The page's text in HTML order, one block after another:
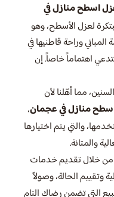
اسطح منازل في
لعزل الأسطح، وهو
وراحة قاطنيها في
اهتماماً خاصاً. إن
مما أهّلنا لأن
منازل في عجمان،
والتي يتم اختيارها
والمتانة.
من خلال تقديم خدمات
وتقييم الحالة، وصولاً